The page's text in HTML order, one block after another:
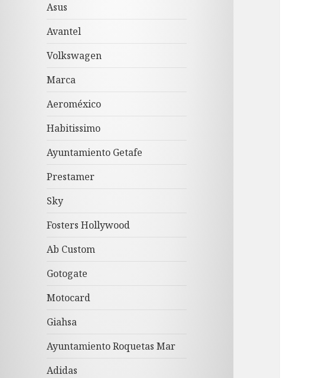
Asus
Avantel
Volkswagen
Marca
Aeroméxico
Habitissimo
Ayuntamiento Getafe
Prestamer
Sky
Fosters Hollywood
Ab Custom
Gotogate
Motocard
Giahsa
Ayuntamiento Roquetas Mar
Adidas